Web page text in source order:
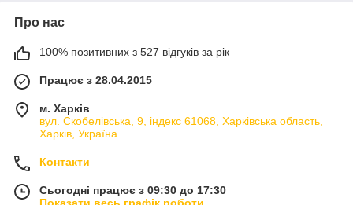
Про нас
100% позитивних з 527 відгуків за рік
Працює з 28.04.2015
м. Харків
вул. Скобелівська, 9, індекс 61068, Харківська область,
Харків, Україна
Контакти
Сьогодні працює з 09:30 до 17:30